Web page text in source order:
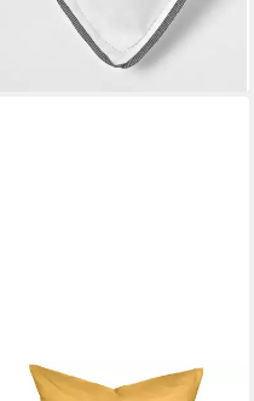
lieferbar - in 2-3 Werktagen bei dir
UNCOVER BY SCHIESSER